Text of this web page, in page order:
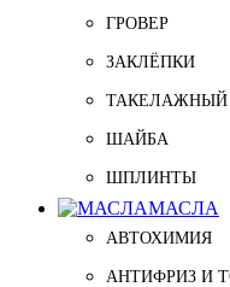
ГРОВЕР
ЗАКЛЁПКИ
ТАКЕЛАЖНЫЙ
ШАЙБА
ШПЛИНТЫ
МАСЛА
АВТОХИМИЯ
АНТИФРИЗ И